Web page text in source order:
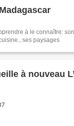
à le connaître:
ses paysages
à nouveau